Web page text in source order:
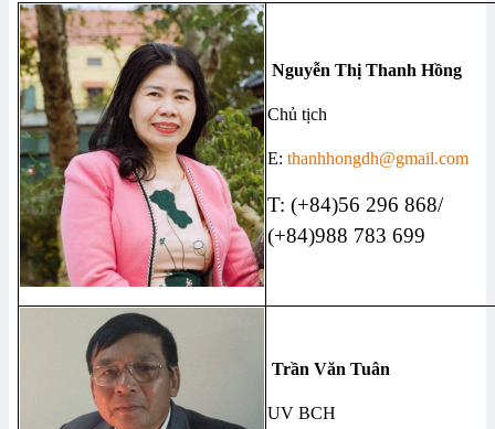
Nguyễn Thị Thanh Hồng
Chủ tịch
E: thanhhongdh@gmail.com
T: (+84)56 296 868/
(+84)988 783 699
Trần Văn Tuân
UV BCH